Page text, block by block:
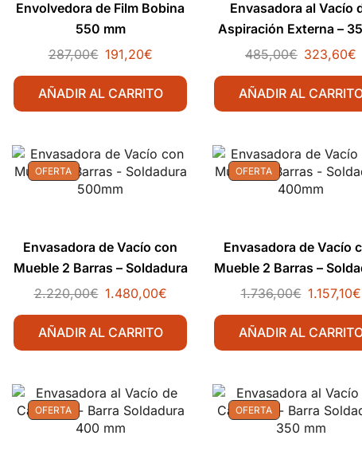
Envolvedora de Film Bobina
550 mm
287,00€ 191,20€
AÑADIR AL CARRITO
Envasadora al Vacío
Aspiración Externa –
485,00€ 323,60€
AÑADIR AL
OFERTA
Envasadora de Vacío con
Mueble 2 Barras – Soldadura
500mm
2.220,00€ 1.480,00€
AÑADIR AL CARRITO
OFERTA
Envasadora de Vacío
Mueble 2 Barras –
400mm
1.736,00€ 1.157,10€
AÑADIR AL
OFERTA OFERTA